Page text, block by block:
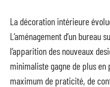
La décoration intérieure
L’aménagement d’un bureau
l’apparition des nouveaux
minimaliste gagne de plus
maximum de praticité, de